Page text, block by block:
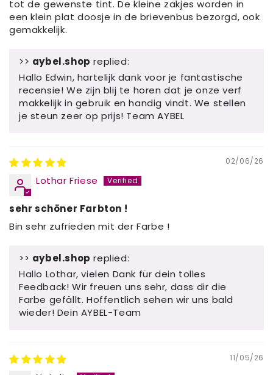
tot de gewenste tint. De kleine zakjes worden in
een klein plat doosje in de brievenbus bezorgd, ook
gemakkelijk.
>> aybel.shop replied:
Hallo Edwin, hartelijk dank voor je fantastische
recensie! We zijn blij te horen dat je onze verf
makkelijk in gebruik en handig vindt. We stellen
je steun zeer op prijs! Team AYBEL
02/06/26
Lothar Friese
sehr schöner Farbton !
Bin sehr zufrieden mit der Farbe !
>> aybel.shop replied:
Hallo Lothar, vielen Dank für dein tolles
Feedback! Wir freuen uns sehr, dass dir die
Farbe gefällt. Hoffentlich sehen wir uns bald
wieder! Dein AYBEL-Team
11/05/26